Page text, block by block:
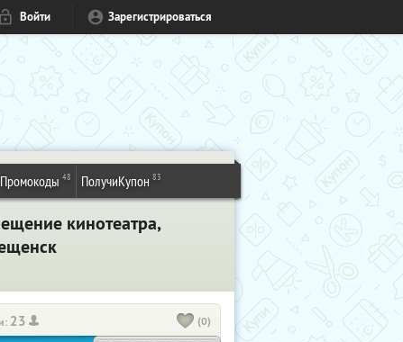
Войти Зарегистрироваться
Промокоды 48 ПолучиКупон 83
кинотеатра,
23 (0)